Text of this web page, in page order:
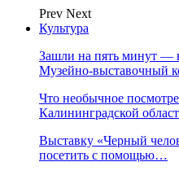
Prev Next
Культура
Зашли на пять минут —
Музейно-выставочный
Что необычное
Калининградской
Выставку «Черный
посетить с помощью…